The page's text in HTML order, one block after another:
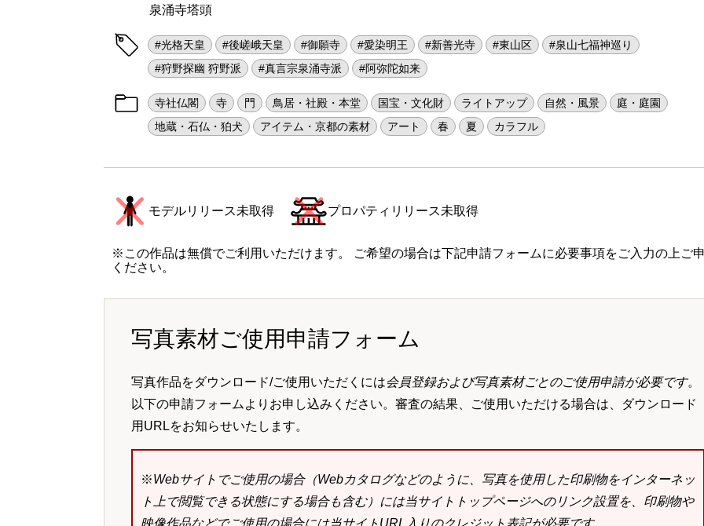
泉涌寺塔頭
#光格天皇 #後嵯峨天皇 #御願寺 #愛染明王 #新善光寺 #東山区
#泉山七福神巡り
#狩野探幽 狩野派
#真言宗泉涌寺派 #阿弥陀如来
寺社仏閣 寺 門 鳥居・社殿・本堂 国宝・文化財 ライトアップ 自然・風景
庭・庭園
地蔵・石仏・狛犬
アイテム・京都の素材 アート 春 夏 カラフル
モデルリリース未取得 プロパティリリース未取得
※この作品は無償でご利用いただけます。 ご希望の場合は下記申請フォームに必要事項をご入力の上ご
ください。
写真素材ご使用申請フォーム
写真作品をダウンロード/ご使用いただくには会員登録および写真素材ごとのご使用申請が必要です。
以下の申請フォームよりお申し込みください。審査の結果、ご使用いただける場合は、ダウンロード
用URLをお知らせいたします。
※Webサイトでご使用の場合（Webカタログなどのように、写真を使用した印刷物をインターネッ
ト上で閲覧できる状態にする場合も含む）には当サイトトップページへのリンク設置を、印刷物や
映像作品などでご使用の場合には当サイトURL入りのクレジット表記が必要です。